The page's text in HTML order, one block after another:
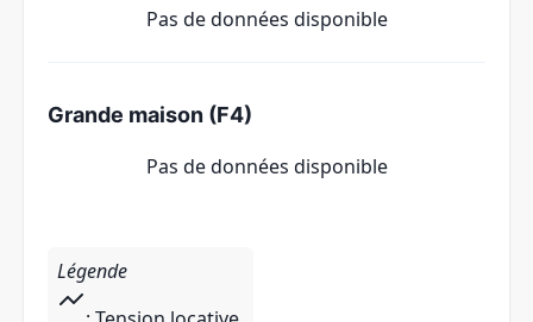
Pas de données disponible
Grande maison (F4)
Pas de données disponible
Légende